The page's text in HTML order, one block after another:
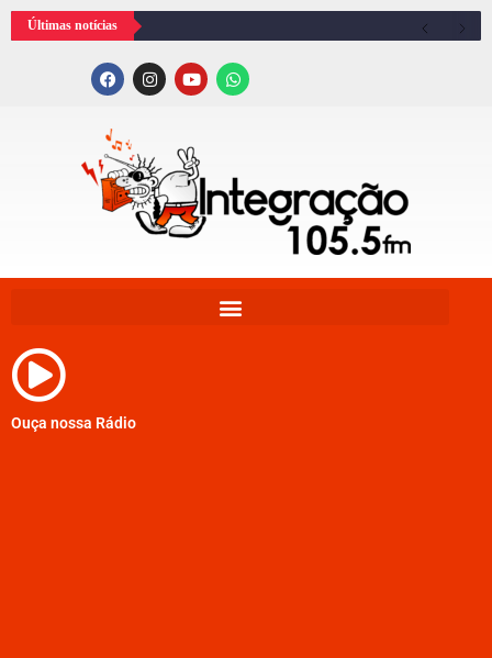
Últimas notícias
Ouça nossa Rádio